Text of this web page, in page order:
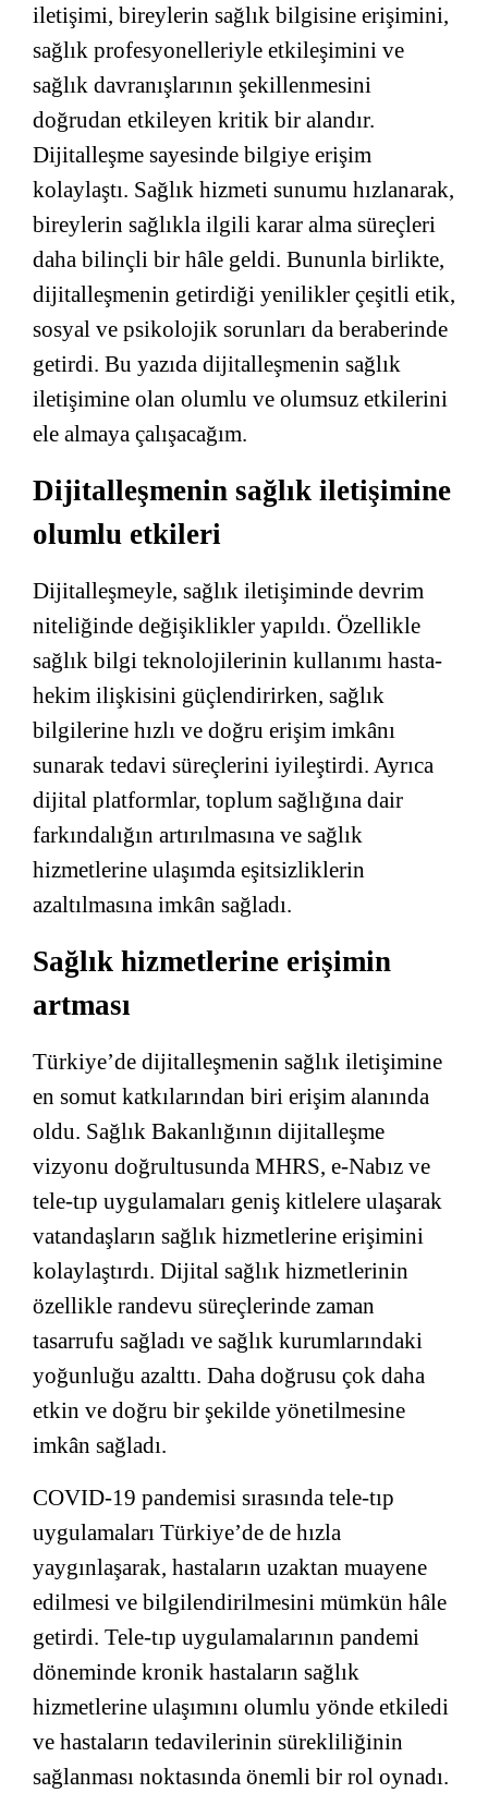
iletişimi, bireylerin sağlık bilgisine erişimini,
sağlık profesyonelleriyle etkileşimini ve
sağlık davranışlarının şekillenmesini
doğrudan etkileyen kritik bir alandır.
Dijitalleşme sayesinde bilgiye erişim
kolaylaştı. Sağlık hizmeti sunumu hızlanarak,
bireylerin sağlıkla ilgili karar alma süreçleri
daha bilinçli bir hâle geldi. Bununla birlikte,
dijitalleşmenin getirdiği yenilikler çeşitli etik,
sosyal ve psikolojik sorunları da beraberinde
getirdi. Bu yazıda dijitalleşmenin sağlık
iletişimine olan olumlu ve olumsuz etkilerini
ele almaya çalışacağım.
Dijitalleşmenin sağlık iletişimine
olumlu etkileri
Dijitalleşmeyle, sağlık iletişiminde devrim
niteliğinde değişiklikler yapıldı. Özellikle
sağlık bilgi teknolojilerinin kullanımı hasta-
hekim ilişkisini güçlendirirken, sağlık
bilgilerine hızlı ve doğru erişim imkânı
sunarak tedavi süreçlerini iyileştirdi. Ayrıca
dijital platformlar, toplum sağlığına dair
farkındalığın artırılmasına ve sağlık
hizmetlerine ulaşımda eşitsizliklerin
azaltılmasına imkân sağladı.
Sağlık hizmetlerine erişimin
artması
Türkiye’de dijitalleşmenin sağlık iletişimine
en somut katkılarından biri erişim alanında
oldu. Sağlık Bakanlığının dijitalleşme
vizyonu doğrultusunda MHRS, e-Nabız ve
tele-tıp uygulamaları geniş kitlelere ulaşarak
vatandaşların sağlık hizmetlerine erişimini
kolaylaştırdı. Dijital sağlık hizmetlerinin
özellikle randevu süreçlerinde zaman
tasarrufu sağladı ve sağlık kurumlarındaki
yoğunluğu azalttı. Daha doğrusu çok daha
etkin ve doğru bir şekilde yönetilmesine
imkân sağladı.
COVID-19 pandemisi sırasında tele-tıp
uygulamaları Türkiye’de de hızla
yaygınlaşarak, hastaların uzaktan muayene
edilmesi ve bilgilendirilmesini mümkün hâle
getirdi. Tele-tıp uygulamalarının pandemi
döneminde kronik hastaların sağlık
hizmetlerine ulaşımını olumlu yönde etkiledi
ve hastaların tedavilerinin sürekliliğinin
sağlanması noktasında önemli bir rol oynadı.